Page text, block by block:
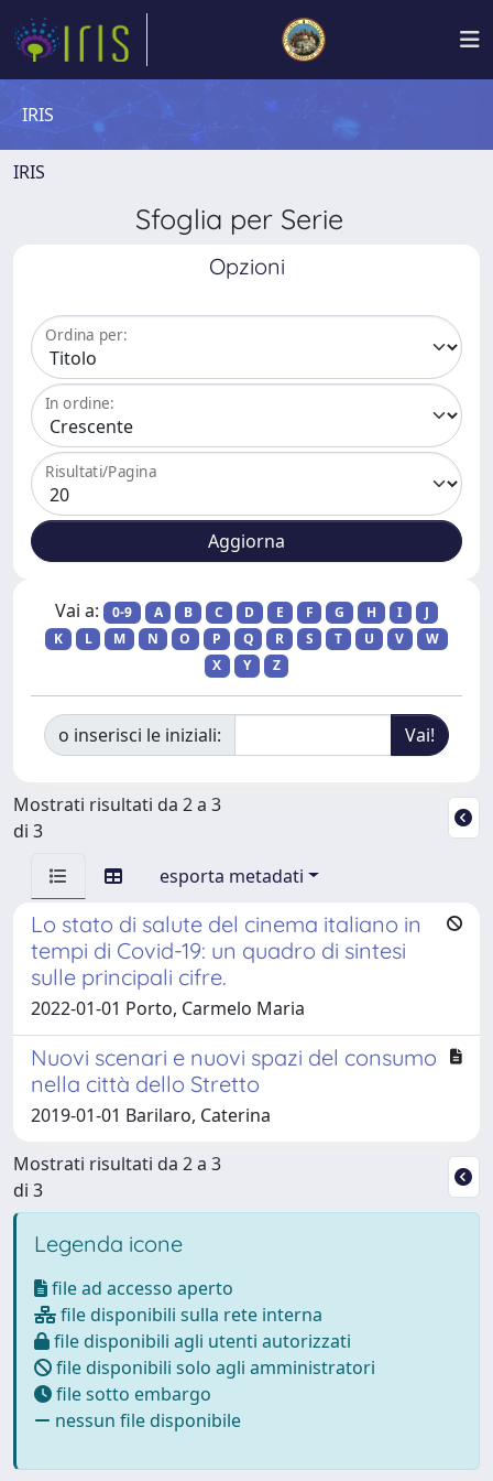
IRIS
IRIS
Sfoglia per Serie
Opzioni
Ordina per:
In ordine:
Risultati/Pagina
Vai a: 0-9 A B C D E F G H I
J
K
L M N O P Q R S T U V
W
X
Y Z
o inserisci le iniziali:
Mostrati risultati da 2 a 3
di 3
esporta metadati
Lo stato di salute del cinema italiano in
tempi di Covid-19: un quadro di sintesi
sulle principali cifre.
2022-01-01 Porto, Carmelo Maria
Nuovi scenari e nuovi spazi del consumo
nella città dello Stretto
2019-01-01 Barilaro, Caterina
Mostrati risultati da 2 a 3
di 3
Legenda icone
file ad accesso aperto
file disponibili sulla rete interna
file disponibili agli utenti autorizzati
file disponibili solo agli amministratori
file sotto embargo
nessun file disponibile